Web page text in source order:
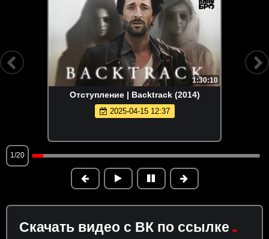
1:30:10
Отступление | Backtrack (2014)
2025-04-15 12:37
1/20
Скачать видео с ВК по ссылке